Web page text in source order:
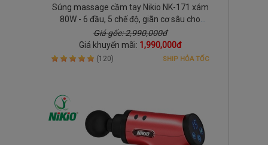
Súng massage cầm tay Nikio NK-171 xám
80W - 6 đầu, 5 chế độ, giãn cơ sâu cho
người hay vận động
Giá gốc: 2,990,000đ
Giá khuyến mãi: 1,990,000đ
(120) SHIP HỎA TỐC